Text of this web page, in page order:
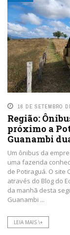
16 DE SETEMBRO
Região:
próximo a
Guanambi
Um ônibus da
uma fazenda
de Potiraguá. O site
através do Blog do
da manhã desta
Guanambi ...
LEIA MAIS \+